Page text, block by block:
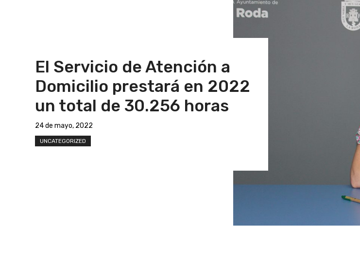
El Servicio de Atención a
Domicilio prestará en 2022
un total de 30.256 horas
24 de mayo, 2022
UNCATEGORIZED